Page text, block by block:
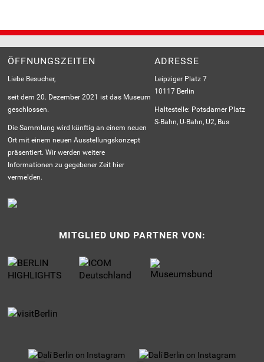
ÖFFNUNGSZEITEN
Liebe Besucher,
seit dem 20. Dezember 2021 ist das Museum
geschlossen.
Die Sammlung wird künftig an einem neuen
Ort mit einem neuen Ausstellungskonzept
präsentiert. Wir werden weitere
Informationen zu gegebener Zeit hier
vermelden.
ADRESSE
Leipziger Platz 7
10117 Berlin
Haltestelle: Potsdamer Platz
S-Bahn, U-Bahn, U2, Bus
MITGLIED UND PARTNER VON: